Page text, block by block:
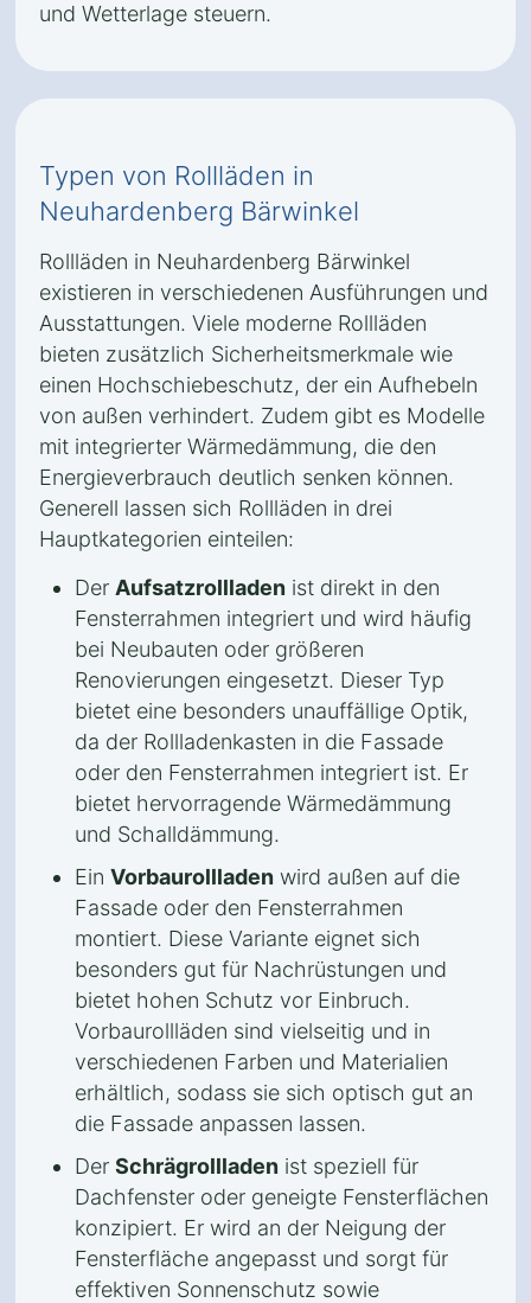
und Wetterlage steuern.
Typen von Rollläden in
Neuhardenberg Bärwinkel
Rollläden in Neuhardenberg Bärwinkel
existieren in verschiedenen Ausführungen und
Ausstattungen. Viele moderne Rollläden
bieten zusätzlich Sicherheitsmerkmale wie
einen Hochschiebeschutz, der ein Aufhebeln
von außen verhindert. Zudem gibt es Modelle
mit integrierter Wärmedämmung, die den
Energieverbrauch deutlich senken können.
Generell lassen sich Rollläden in drei
Hauptkategorien einteilen:
Der Aufsatzrollladen ist direkt in den
Fensterrahmen integriert und wird häufig
bei Neubauten oder größeren
Renovierungen eingesetzt. Dieser Typ
bietet eine besonders unauffällige Optik,
da der Rollladenkasten in die Fassade
oder den Fensterrahmen integriert ist. Er
bietet hervorragende Wärmedämmung
und Schalldämmung.
Ein Vorbaurollladen wird außen auf die
Fassade oder den Fensterrahmen
montiert. Diese Variante eignet sich
besonders gut für Nachrüstungen und
bietet hohen Schutz vor Einbruch.
Vorbaurollläden sind vielseitig und in
verschiedenen Farben und Materialien
erhältlich, sodass sie sich optisch gut an
die Fassade anpassen lassen.
Der Schrägrollladen ist speziell für
Dachfenster oder geneigte Fensterflächen
konzipiert. Er wird an der Neigung der
Fensterfläche angepasst und sorgt für
effektiven Sonnenschutz sowie